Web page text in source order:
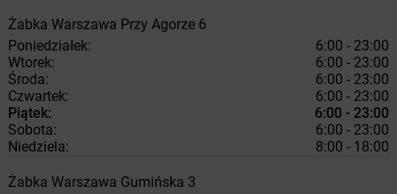
Żabka Warszawa Przy Agorze 6
Poniedziałek:
6:00 - 23:00
Wtorek:
6:00 - 23:00
Środa:
6:00 - 23:00
Czwartek:
6:00 - 23:00
Piątek:
6:00 - 23:00
Sobota:
6:00 - 23:00
Niedziela:
8:00 - 18:00
Żabka Warszawa Gumińska 3